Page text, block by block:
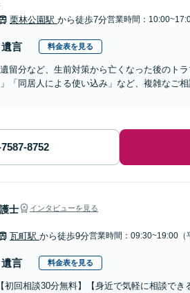
栗林公園駅 から徒歩7分営業時間：
言 料金表を見る
留分など、生前対策から亡くなった後のト
「同居人による使い込み」など、複雑なご
士 インタビューを見る
瓦町駅 から徒歩9分営業時間：09:30~19:00（
言 料金表を見る
初回相談30分無料】【身近で気軽に相談で